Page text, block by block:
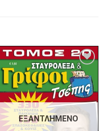
Πρόσθήκη
στην λίστα
επιθυμιών
ΕΞΑΝΤΛΗΜΈΝΟ